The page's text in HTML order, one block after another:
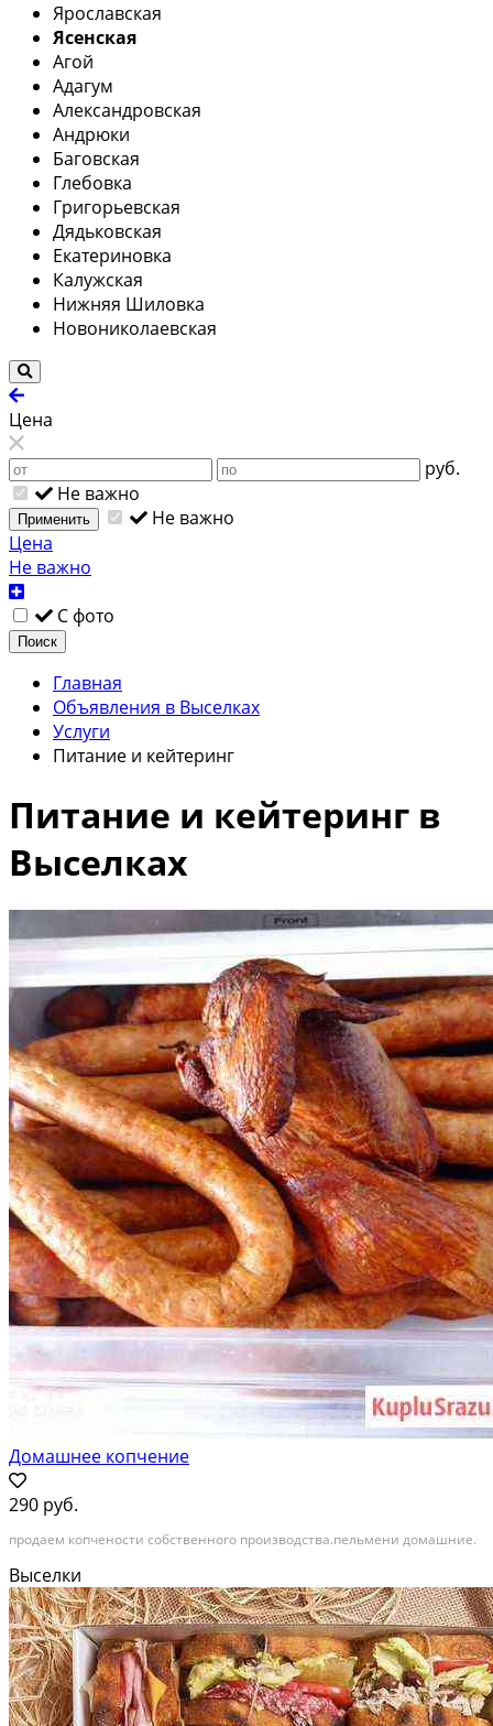
Ярославская
Ясенская
Агой
Адагум
Александровская
Андрюки
Баговская
Глебовка
Григорьевская
Дядьковская
Екатериновка
Калужская
Нижняя Шиловка
Новониколаевская
Цена
руб.
Не важно
Применить
Не важно
Цена
Не важно
С фото
Поиск
Главная
Объявления в Выселках
Услуги
Питание и кейтеринг
Питание и кейтеринг в
Выселках
Домашнее копчение
290 руб.
продаем копчености собственного производства.пельмени домашние.
Выселки